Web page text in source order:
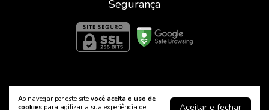
Ao navegar por este site você aceita o uso de
cookies para agilizar a sua experiência de Aceitar e fechar
Segurança
©2026. Fundão Roupas e Confecções Ltda - 08815256000169. Todos os